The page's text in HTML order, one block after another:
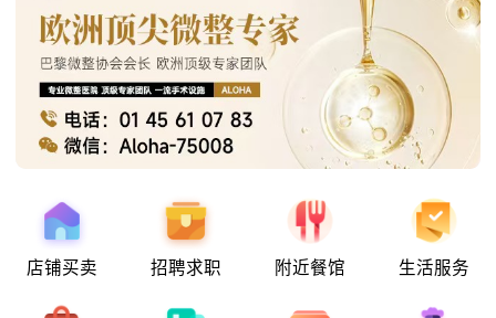
店铺买卖 招聘求职 附近餐馆 生活服务
8月5日要闻：易捷航空八月罢工预警！
数字度假支票使用受限！警惕网络募捐
无栏杆收费站逃费将重罚！
多款避孕套因安全缺陷召回！